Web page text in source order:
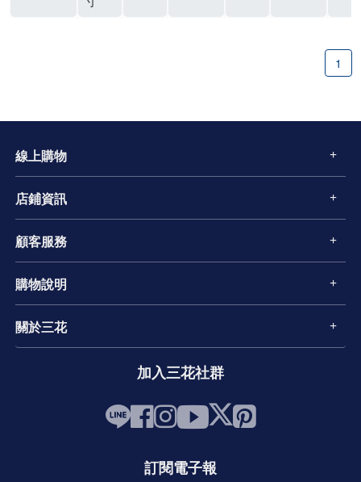
1
線上購物
店鋪資訊
顧客服務
購物說明
關於三花
加入三花社群
訂閱電子報